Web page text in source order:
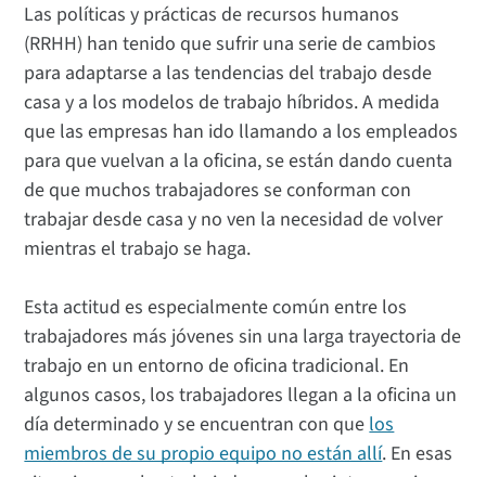
Las políticas y prácticas de recursos humanos
(RRHH) han tenido que sufrir una serie de cambios
para adaptarse a las tendencias del trabajo desde
casa y a los modelos de trabajo híbridos. A medida
que las empresas han ido llamando a los empleados
para que vuelvan a la oficina, se están dando cuenta
de que muchos trabajadores se conforman con
trabajar desde casa y no ven la necesidad de volver
mientras el trabajo se haga.
Esta actitud es especialmente común entre los
trabajadores más jóvenes sin una larga trayectoria de
trabajo en un entorno de oficina tradicional. En
algunos casos, los trabajadores llegan a la oficina un
día determinado y se encuentran con quelos
miembros de su propio equipo no están allí. En esas